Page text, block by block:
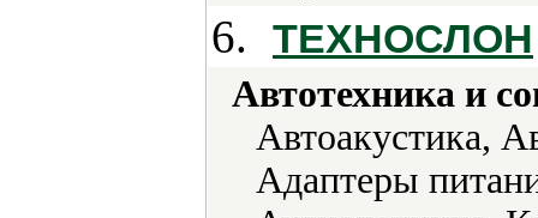
6. ТЕХНОСЛОН
Автотехника и
Автоакустика,
Адаптеры